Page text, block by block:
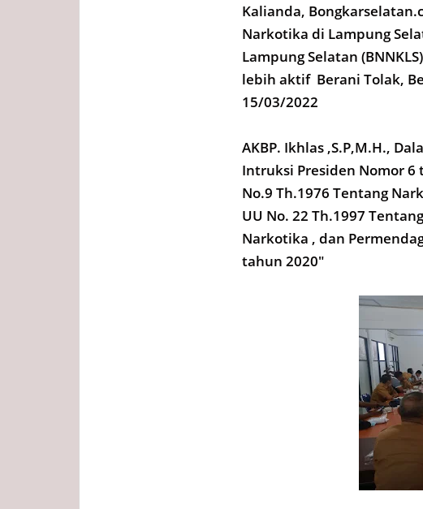
Kalianda,
Narkotika di Lampung
Lampung Selatan
lebih aktif Berani Tolak,
15/03/2022
AKBP. Ikhlas ,S.P,M.H.,
Intruksi Presiden Nomor 6
No.9 Th.1976 Tentang
UU No. 22 Th.1997
Narkotika , dan
tahun 2020"